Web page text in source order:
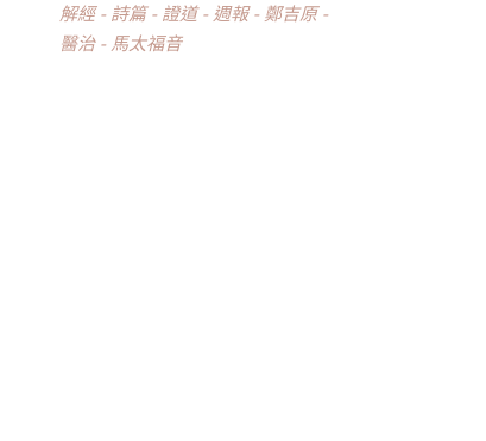
解經
詩篇 證道 週報
鄭吉原
醫治
馬太福音